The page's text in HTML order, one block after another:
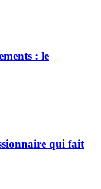
: le
qui fait